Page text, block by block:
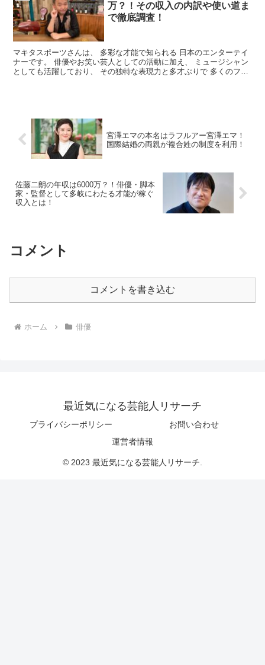
万？！その収入の内訳や使い道ま
で徹底調査！
マキタスポーツさんは、 多彩な才能で知られる 日本のエンターテイ
ナーです。 俳優やお笑い芸人としての活動に加え、 ミュージシャン
としても活躍しており、 その独特な表現力と多才ぶりで 多くのファ
宮澤エマの本名はラフルアー宮澤エマ！
国際結婚の両親が複合姓の制度を利用！
佐藤二朗の年収は6000万？！俳優・脚本
家・監督として多岐にわたる才能が稼ぐ
収入とは！
コメント
コメントを書き込む
ホーム 俳優
最近気になる芸能人リサーチ
プライバシーポリシー
お問い合わせ
運営者情報
© 2023 最近気になる芸能人リサーチ.